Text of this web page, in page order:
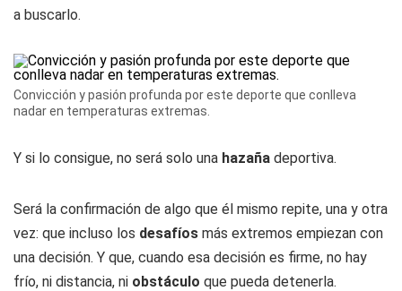
a buscarlo.
Convicción y pasión profunda por este deporte que conlleva
nadar en temperaturas extremas.
Y si lo consigue, no será solo una hazaña deportiva.
Será la confirmación de algo que él mismo repite, una y otra
vez: que incluso los desafíos más extremos empiezan con
una decisión. Y que, cuando esa decisión es firme, no hay
frío, ni distancia, ni obstáculo que pueda detenerla.